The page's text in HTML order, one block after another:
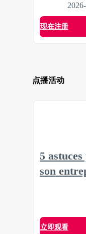
现在注册
点播活动
5
son
立即观看